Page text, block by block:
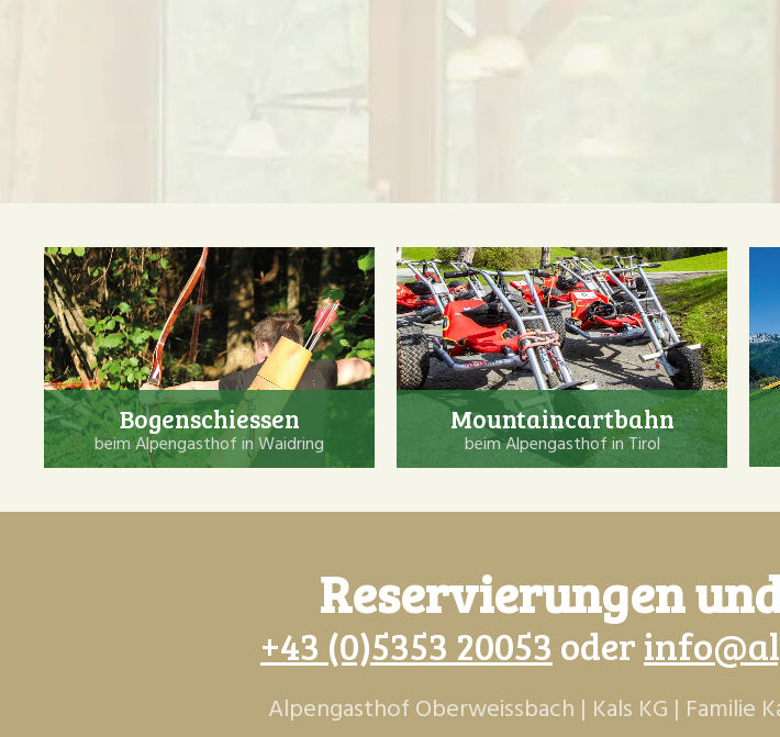
Bogenschiessen
beim Alpengasthof in Waidring
Mountaincartbahn
beim Alpengasthof in Tirol
Reservierungen
+43 (0)5353 20053 oder
Alpengasthof Oberweissbach | Kals KG | Familie